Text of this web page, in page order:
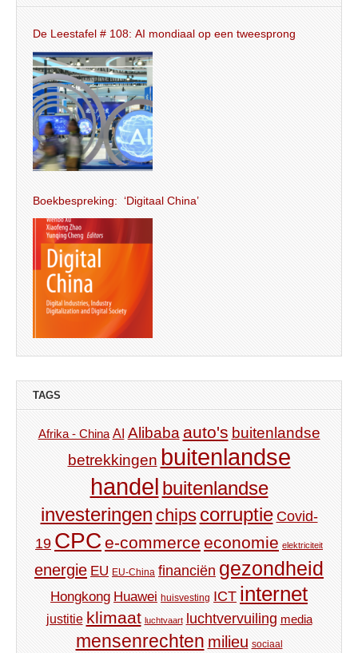
De Leestafel # 108: AI mondiaal op een tweesprong
Boekbespreking: ‘Digitaal China’
TAGS
Afrika - China AI Alibaba auto's buitenlandse
betrekkingen buitenlandse
handel buitenlandse
investeringen chips corruptie Covid-
19 CPC e-commerce economie elektriciteit
energie EU EU-China financiën gezondheid
Hongkong Huawei huisvesting ICT internet
justitie klimaat luchtvaart luchtvervuiling media
mensenrechten milieu sociaal